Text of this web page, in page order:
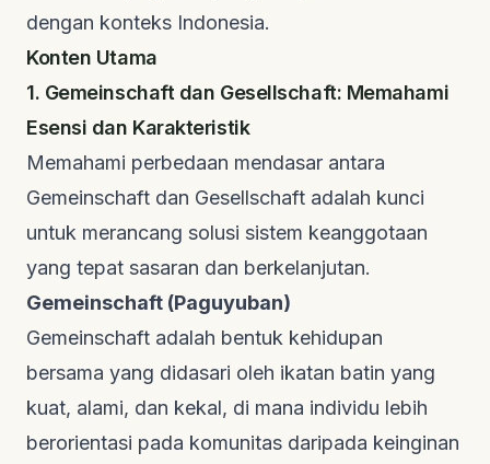
dengan konteks Indonesia.
Konten Utama
1. Gemeinschaft dan Gesellschaft: Memahami
Esensi dan Karakteristik
Memahami perbedaan mendasar antara
Gemeinschaft dan Gesellschaft adalah kunci
untuk merancang solusi sistem keanggotaan
yang tepat sasaran dan berkelanjutan.
Gemeinschaft (Paguyuban)
Gemeinschaft adalah bentuk kehidupan
bersama yang didasari oleh ikatan batin yang
kuat, alami, dan kekal, di mana individu lebih
berorientasi pada komunitas daripada keinginan